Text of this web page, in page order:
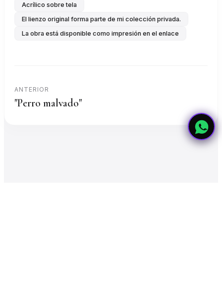
Acrílico sobre tela
El lienzo original forma parte de mi colección privada.
La obra está disponible como impresión en el enlace
ANTERIOR
"Perro malvado"